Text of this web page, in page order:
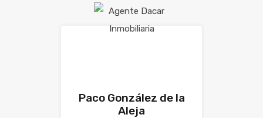
Paco González de la
Aleja